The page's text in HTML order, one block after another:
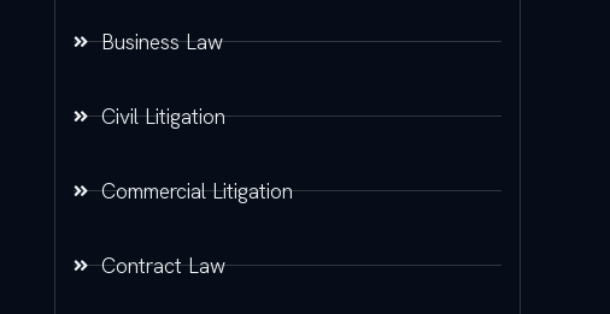
Business Law
Civil Litigation
Commercial Litigation
Contract Law